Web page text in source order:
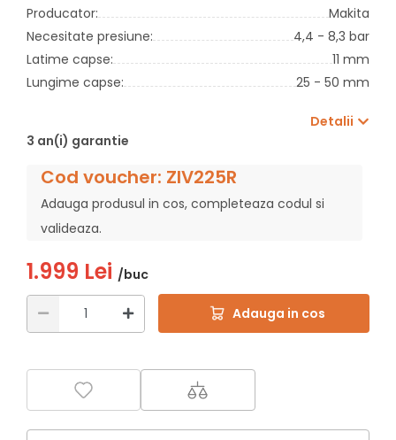
Producator:
Makita
Necesitate presiune:
4,4 - 8,3 bar
Latime capse:
11 mm
Lungime capse:
25 - 50 mm
Detalii
3 an(i) garantie
Cod voucher: ZIV225R
Adauga produsul in cos, completeaza codul si
valideaza.
1.999 Lei /buc
Adauga in cos